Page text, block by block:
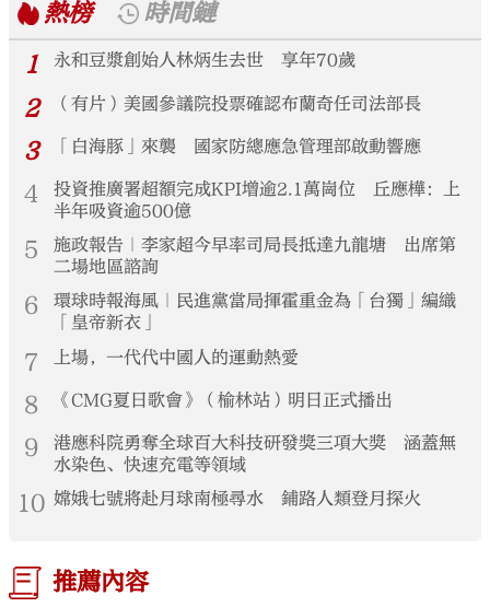
熱榜
時間鏈
1
永和豆漿創始人林炳生去世 享年70歲
2 （有片）美國參議院投票確認布蘭奇任司法部長
3 「白海豚」來襲 國家防總應急管理部啟動響應
4
投資推廣署超額完成KPI增逾2.1萬崗位 丘應樺：上
半年吸資逾500億
5
施政報告｜李家超今早率司局長抵達九龍塘 出席第
二場地區諮詢
6
環球時報海風｜民進黨當局揮霍重金為「台獨」編織
「皇帝新衣」
7 上場，一代代中國人的運動熱愛
8 《CMG夏日歌會》（榆林站）明日正式播出
9
港應科院勇奪全球百大科技研發獎三項大獎 涵蓋無
水染色、快速充電等領域
10 嫦娥七號將赴月球南極尋水 鋪路人類登月探火
推薦內容